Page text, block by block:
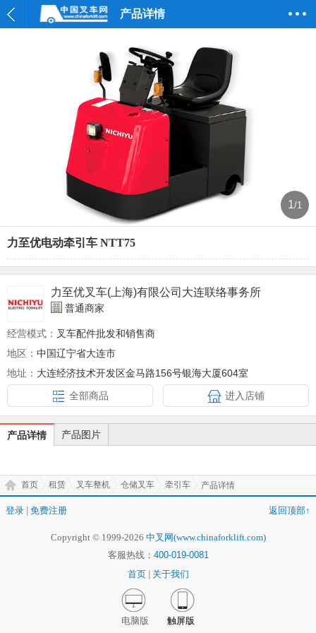
产品详情
1/1
力至优电动牵引车 NTT75
力至优叉车(上海)有限公司大连联络事务所
普通商家
经营模式： 叉车配件批发和销售商
地区： 中国辽宁省大连市
地址： 大连经济技术开发区金马路156号银海大厦604室
全部商品
进入店铺
产品详情 产品图片
首页 租赁 叉车整机 仓储叉车 牵引车 产品详情
登录 免费注册 返回顶部↑
Copyright © 1999-2026 中叉网(www.chinaforklift.com)
客服热线： 400-019-0081
首页
关于我们
电脑版 触屏版